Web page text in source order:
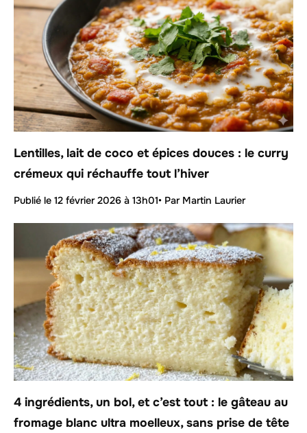
Lentilles, lait de coco et épices douces : le curry
crémeux qui réchauffe tout l’hiver
Publié le 12 février 2026 à 13h01• Par Martin Laurier
4 ingrédients, un bol, et c’est tout : le gâteau au
fromage blanc ultra moelleux, sans prise de tête